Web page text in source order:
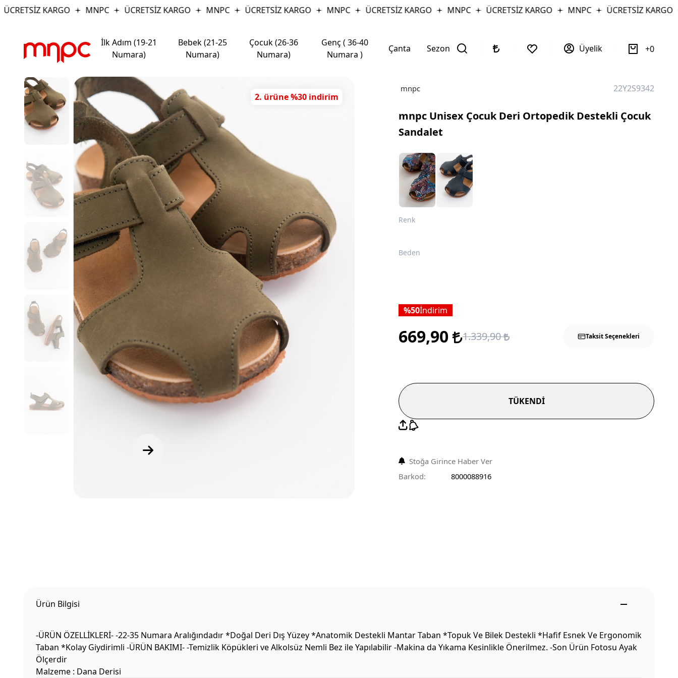
KARGO MNPC ÜCRETSİZ KARGO MNPC ÜCRETSİZ KARGO MNPC ÜCRETSİZ KARGO MNPC ÜCRETSİZ KARGO MNPC ÜCRETSİZ KARGO
İlk Adım (19-21
Numara)
Bebek (21-25
Numara)
Çocuk (26-36
Numara)
Genç ( 36-40
Numara )
Çanta Sezon Üyelik 0
2. ürüne %30 indirim
mnpc 22Y2S9342
mnpc Unisex Çocuk Deri Ortopedik Destekli Çocuk
Sandalet
Renk
Beden
50İndirim
669,90 1.339,90 Taksit Seçenekleri
TÜKENDİ
Stoğa Girince Haber Ver
Barkod:
8000088916
Ürün Bilgisi
-ÜRÜN ÖZELLİKLERİ- -22-35 Numara Aralığındadır *Doğal Deri Dış Yüzey *Anatomik Destekli Mantar Taban *Topuk Ve Bilek Destekli *Hafif Esnek Ve Ergonomik
Taban *Kolay Giydirimli -ÜRÜN BAKIMI- -Temizlik Köpükleri ve Alkolsüz Nemli Bez ile Yapılabilir -Makina da Yıkama Kesinlikle Önerilmez. -Son Ürün Fotosu Ayak
Ölçerdir
Malzeme : Dana Derisi